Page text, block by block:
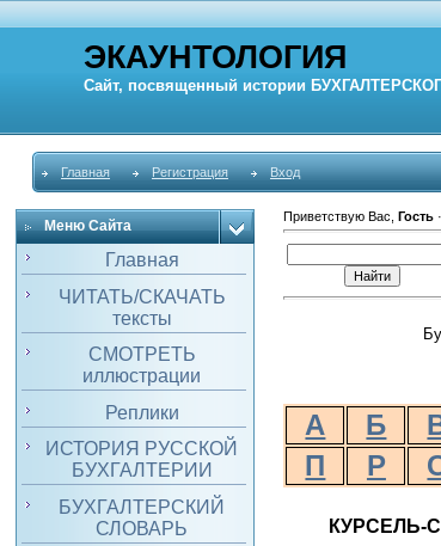
ЭКАУНТОЛОГИЯ
Сайт, посвященный истории
Главная Регистрация Вход
Меню Сайта
Главная
ЧИТАТЬ/СКАЧАТЬ
тексты
СМОТРЕТЬ
иллюстрации
Реплики
ИСТОРИЯ РУССКОЙ
БУХГАЛТЕРИИ
БУХГАЛТЕРСКИЙ
СЛОВАРЬ
Приветствую Вас ,Гость ·
А Б
П
Р
КУРСЕЛЬ-